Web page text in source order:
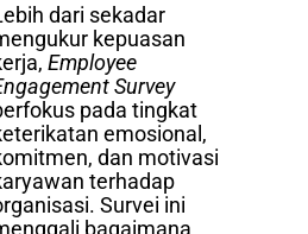
dari sekadar
kepuasan
Employee
Survey
pada tingkat
emosional,
dan motivasi
terhadap
Survei ini
bagaimana